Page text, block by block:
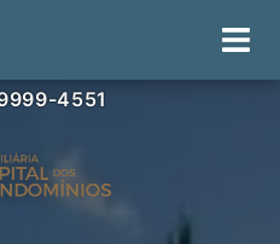
4551